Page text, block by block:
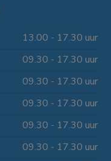
13.00 - 17.30 uur
09.30 - 17.30 uur
09.30 - 17.30 uur
09.30 - 17.30 uur
09.30 - 17.30 uur
09.30 - 17.30 uur